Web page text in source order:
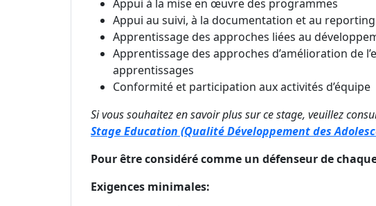
Appui à la mise en œuvre des programmes
Appui au suivi, à la documentation et au reporting
Apprentissage des approches liées au
Apprentissage des approches d’amélioration de
apprentissages
Conformité et participation aux activités d’équipe
Si vous souhaitez en savoir plus sur ce stage, veuillez
Stage Education (Qualité Développement des
Pour être considéré comme un défenseur de
Exigences minimales: